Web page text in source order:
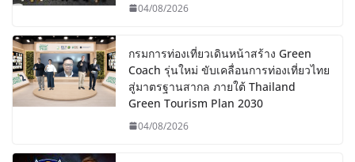
04/08/2026
กรมการท่องเที่ยวเดินหน้าสร้าง Green
Coach รุ่นใหม่ ขับเคลื่อนการท่องเที่ยวไทย
สู่มาตรฐานสากล ภายใต้ Thailand
Green Tourism Plan 2030
04/08/2026